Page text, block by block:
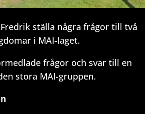
ställa några frågor till två
i MAI-laget.
frågor och svar till en
stora MAI-gruppen.